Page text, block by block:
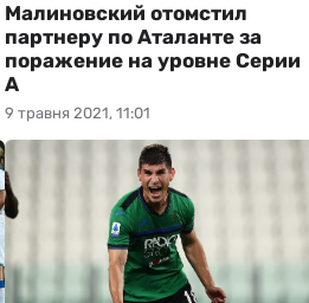
9 травня 2021, 11:01
Малиновский отомстил
партнеру по Аталанте за
поражение на уровне Серии
А